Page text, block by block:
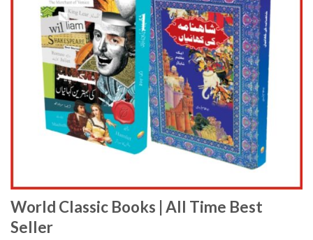
World Classic Books | All Time Best
Seller